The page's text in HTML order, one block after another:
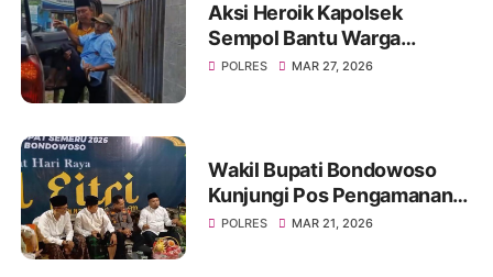
Aksi Heroik Kapolsek
Sempol Bantu Warga
Kecelakaan Saat Akan
POLRES MAR 27, 2026
Wakil Bupati Bondowoso
Kunjungi Pos Pengamanan
Lebaran 2026
POLRES MAR 21, 2026